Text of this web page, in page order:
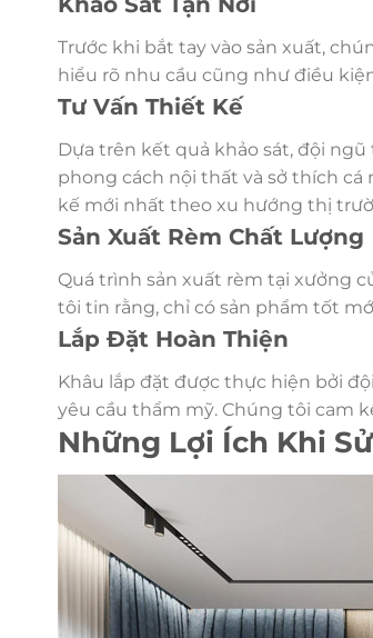
Trước khi bắt tay vào sản xuất,
hiểu rõ nhu cầu cũng như điều
Tư Vấn Thiết Kế
Dựa trên kết quả khảo sát, đội
phong cách nội thất và sở thích
kế mới nhất theo xu hướng thị
Sản Xuất Rèm Chất Lượng
Quá trình sản xuất rèm tại xưởng
tôi tin rằng, chỉ có sản phẩm tốt
Lắp Đặt Hoàn Thiện
Khâu lắp đặt được thực hiện bởi
yêu cầu thẩm mỹ. Chúng tôi cam
Những Lợi Ích Khi